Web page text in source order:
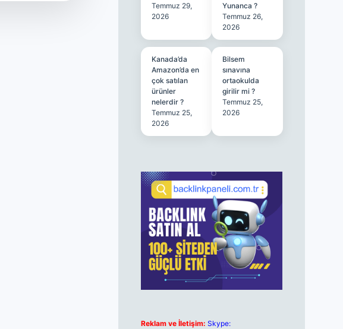
Temmuz 29,
2026
Yunanca ?
Temmuz 26,
2026
Kanada’da
Amazon’da en
çok satılan
ürünler
nelerdir ?
Temmuz 25,
2026
Bilsem
sınavına
ortaokulda
girilir mi ?
Temmuz 25,
2026
Reklam ve İletişim: Skype: